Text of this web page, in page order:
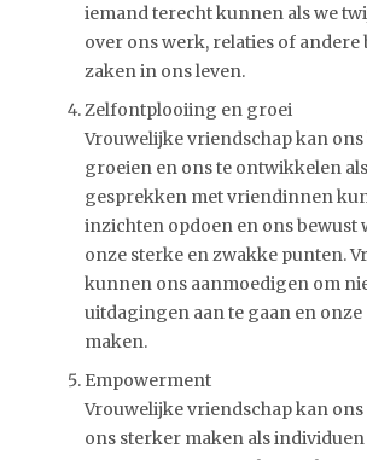
iemand terecht kunnen als we
over ons werk, relaties of
zaken in ons leven.
Zelfontplooiing en groei
Vrouwelijke vriendschap kan ons
groeien en ons te ontwikkelen
gesprekken met vriendinnen
inzichten opdoen en ons bewust
onze sterke en zwakke punten.
kunnen ons aanmoedigen om
uitdagingen aan te gaan en
maken.
Empowerment
Vrouwelijke vriendschap kan
ons sterker maken als